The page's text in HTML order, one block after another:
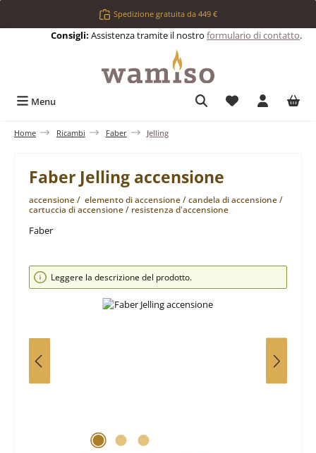
Passa al contenuto principaleSpedizione gratuita da 449 €
Consigli: Assistenza tramite il nostro formulario di contatto.
Menu Hai 0 articoli
Home Ricambi Faber Jelling
Faber Jelling accensione
accensione / elemento di accensione / candela di accensione /
cartuccia di accensione / resistenza d'accensione
Faber
Salta la galleria di immagini
Leggere la descrizione del prodotto.